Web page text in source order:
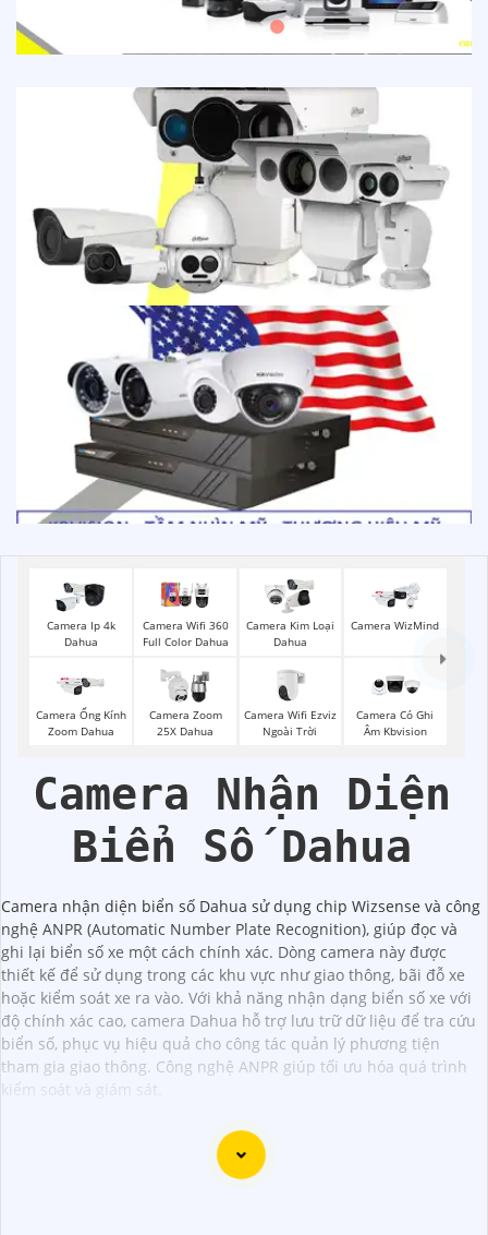
Camera Ip 4k
Dahua
Camera Wifi 360
Full Color Dahua
Camera Kim Loại
Dahua
Camera WizMind
Camera Ống Kính
Zoom Dahua
Camera Zoom
25X Dahua
Camera Wifi Ezviz
Ngoài Trời
Camera Có Ghi
Âm Kbvision
Camera Nhận Diện
Biển Số Dahua
Camera nhận diện biển số Dahua sử dụng chip Wizsense và công
nghệ ANPR (Automatic Number Plate Recognition), giúp đọc và
ghi lại biển số xe một cách chính xác. Dòng camera này được
thiết kế để sử dụng trong các khu vực như giao thông, bãi đỗ xe
hoặc kiểm soát xe ra vào. Với khả năng nhận dạng biển số xe với
độ chính xác cao, camera Dahua hỗ trợ lưu trữ dữ liệu để tra cứu
biển số, phục vụ hiệu quả cho công tác quản lý phương tiện
tham gia giao thông. Công nghệ ANPR giúp tối ưu hóa quá trình
kiểm soát và giám sát.